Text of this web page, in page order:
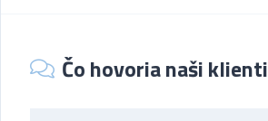
Čo hovoria naši klienti